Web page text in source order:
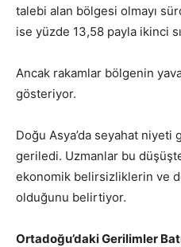
talebi alan bölgesi olmayı
ise yüzde 13,58 payla ikinci
Ancak rakamlar bölgenin
gösteriyor.
Doğu Asya’da seyahat niyeti
geriledi. Uzmanlar bu
ekonomik belirsizliklerin ve
olduğunu belirtiyor.
Ortadoğu’daki Gerilimler